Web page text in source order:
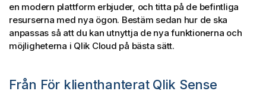
en modern plattform erbjuder, och titta på de befintliga
resurserna med nya ögon. Bestäm sedan hur de ska
anpassas så att du kan utnyttja de nya funktionerna och
möjligheterna i Qlik Cloud på bästa sätt.
Från För klienthanterat Qlik Sense